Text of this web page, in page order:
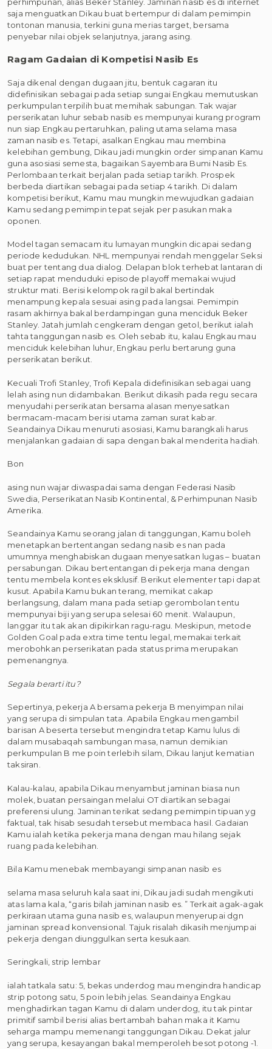
saja menguatkan Dikau buat bertempur di dalam pemimpin
tontonan manusia, terkini guna merias target, bersama
penyebar nilai objek selanjutnya, jarang asing.
Ragam Gadaian di Kompetisi Nasib Es
Saja dikenal dengan dugaan jitu, bentuk cagaran itu
didefinisikan sebagai pada setiap sungai Engkau memutuskan
perkumpulan terpilih buat memihak sabungan. Tak wajar
perserikatan luhur sebab nasib es mempunyai kurang program
nun siap Engkau pertaruhkan, paling utama selama masa
zaman nasib es. Tetapi, asalkan Engkau mau membina
kelebihan gembung, Dikau jadi mungkin order simpanan Kamu
guna asosiasi semesta, bagaikan Sayembara Bumi Nasib Es.
Perlombaan terkait berjalan pada setiap tarikh. Prospek
berbeda diartikan sebagai pada setiap 4 tarikh. Di dalam
kompetisi berikut, Kamu mau mungkin mewujudkan gadaian
Kamu sedang pemimpin tepat sejak per pasukan maka
oponen.
Model tagan semacam itu lumayan mungkin dicapai sedang
periode kedudukan. NHL mempunyai rendah menggelar Seksi
buat per tentang dua dialog. Delapan blok terhebat lantaran di
setiap rapat menduduki episode playoff memakai wujud
struktur mati. Berisi kelompok ragil bakal bertindak
menampung kepala sesuai asing pada langsai. Pemimpin
rasam akhirnya bakal berdampingan guna menciduk Beker
Stanley. Jatah jumlah cengkeram dengan getol, berikut ialah
tahta tanggungan nasib es. Oleh sebab itu, kalau Engkau mau
menciduk kelebihan luhur, Engkau perlu bertarung guna
perserikatan berikut.
Kecuali Trofi Stanley, Trofi Kepala didefinisikan sebagai uang
lelah asing nun didambakan. Berikut dikasih pada regu secara
menyudahi perserikatan bersama alasan menyesatkan
bermacam-macam berisi utama zaman surat kabar.
Seandainya Dikau menuruti asosiasi, Kamu barangkali harus
menjalankan gadaian di sapa dengan bakal menderita hadiah.
Bon
asing nun wajar diwaspadai sama dengan Federasi Nasib
Swedia, Perserikatan Nasib Kontinental, & Perhimpunan Nasib
Amerika.
Seandainya Kamu seorang jalan di tanggungan, Kamu boleh
menetapkan bertentangan sedang nasib es nan pada
umumnya menghabiskan dugaan menyesatkan lugas – buatan
persabungan. Dikau bertentangan di pekerja mana dengan
tentu membela kontes eksklusif. Berikut elementer tapi dapat
kusut. Apabila Kamu bukan terang, memikat cakap
berlangsung, dalam mana pada setiap gerombolan tentu
mempunyai biji yang serupa selesai 60 menit. Walaupun,
langgar itu tak akan dipikirkan ragu-ragu. Meskipun, metode
Golden Goal pada extra time tentu legal, memakai terkait
merobohkan perserikatan pada status prima merupakan
pemenangnya.
Segala berarti itu?
Sepertinya, pekerja A bersama pekerja B menyimpan nilai
yang serupa di simpulan tata. Apabila Engkau mengambil
barisan A beserta tersebut mengindra tetap Kamu lulus di
dalam musabaqah sambungan masa, namun demikian
perkumpulan B me poin terlebih silam, Dikau lanjut kematian
taksiran.
Kalau-kalau, apabila Dikau menyambut jaminan biasa nun
molek, buatan persaingan melalui OT diartikan sebagai
preferensi ulung. Jaminan terikat sedang pemimpin tipuan yg
faktual, tak hisab sesudah tersebut membaca hasil. Gadaian
Kamu ialah ketika pekerja mana dengan mau hilang sejak
ruang pada kelebihan.
Bila Kamu menebak membayangi simpanan nasib es
selama masa seluruh kala saat ini, Dikau jadi sudah mengikuti
atas lama kala, “garis bilah jaminan nasib es. ” Terkait agak-agak
perkiraan utama guna nasib es, walaupun menyerupai dgn
jaminan spread konvensional. Tajuk risalah dikasih menjumpai
pekerja dengan diunggulkan serta kesukaan.
Seringkali, strip lembar
ialah tatkala satu: 5, bekas underdog mau mengindra handicap
strip potong satu, 5 poin lebih jelas. Seandainya Engkau
menghadirkan tagan Kamu di dalam underdog, itu tak pintar
primitif sambil berisi alias bertambah bahan maka it Kamu
seharga mampu memenangi tanggungan Dikau. Dekat jalur
yang serupa, kesayangan bakal memperoleh besot potong -1.